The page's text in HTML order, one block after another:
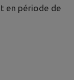
en période de